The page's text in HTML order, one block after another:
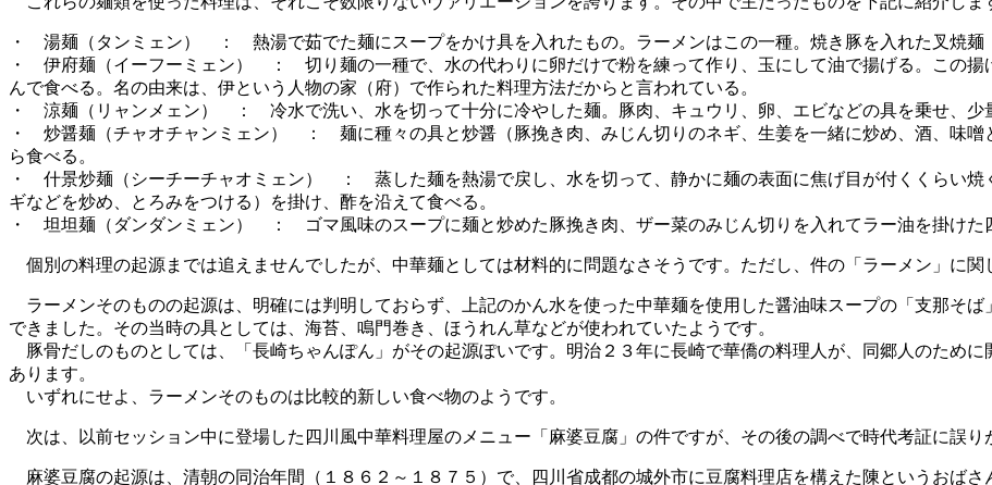
・ 湯麺（タンミェン） ： 熱湯で茹でた麺にスープをかけ具を入れたもの。ラーメンはこの一種。焼き豚を入れた叉焼麺
・ 伊府麺（イーフーミェン） ： 切り麺の一種で、水の代わりに卵だけで粉を練って作り、玉にして油で揚げる。この揚
んで食べる。名の由来は、伊という人物の家（府）で作られた料理方法だからと言われている。
・ 涼麺（リャンメェン） ： 冷水で洗い、水を切って十分に冷やした麺。豚肉、キュウリ、卵、エビなどの具を乗せ、少
・ 炒醤麺（チャオチャンミェン） ： 麺に種々の具と炒醤（豚挽き肉、みじん切りのネギ、生姜を一緒に炒め、酒、味噌
ら食べる。
・ 什景炒麺（シーチーチャオミェン） ： 蒸した麺を熱湯で戻し、水を切って、静かに麺の表面に焦げ目が付くくらい焼
ギなどを炒め、とろみをつける）を掛け、酢を沿えて食べる。
・ 坦坦麺（ダンダンミェン） ： ゴマ風味のスープに麺と炒めた豚挽き肉、ザー菜のみじん切りを入れてラー油を掛けた
個別の料理の起源までは追えませんでしたが、中華麺としては材料的に問題なさそうです。ただし、件の「ラーメン」に関
ラーメンそのものの起源は、明確には判明しておらず、上記のかん水を使った中華麺を使用した醤油味スープの「支那そ
できました。その当時の具としては、海苔、鳴門巻き、ほうれん草などが使われていたようです。
豚骨だしのものとしては、「長崎ちゃんぽん」がその起源ぽいです。明治２３年に長崎で華僑の料理人が、同郷人のため
あります。
いずれにせよ、ラーメンそのものは比較的新しい食べ物のようです。
次は、以前セッション中に登場した四川風中華料理屋のメニュー「麻婆豆腐」の件ですが、その後の調べで時代考証に誤り
麻婆豆腐の起源は、清朝の同治年間（１８６２～１８７５）で、四川省成都の城外市に豆腐料理店を構えた陳というおば